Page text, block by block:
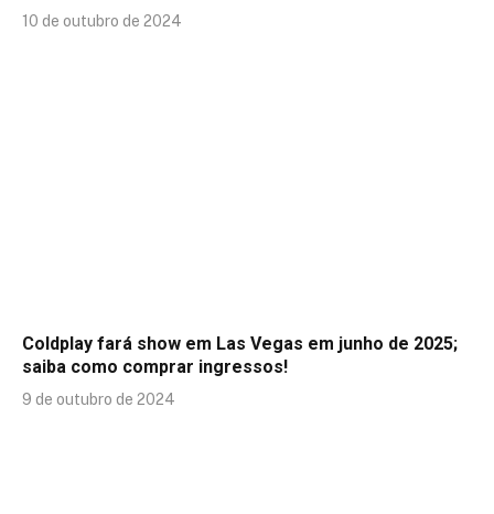
10 de outubro de 2024
Coldplay fará show em Las Vegas em junho de 2025;
saiba como comprar ingressos!
9 de outubro de 2024